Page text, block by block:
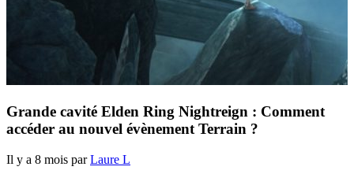
Grande cavité Elden Ring Nightreign : Comment
accéder au nouvel évènement Terrain ?
Il y a 8 mois parLaure L